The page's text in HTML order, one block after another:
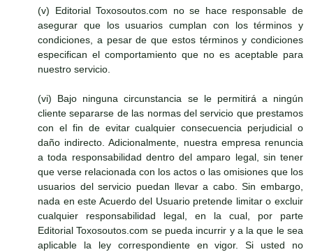
(v) Editorial Toxosoutos.com no se hace responsable de
asegurar que los usuarios cumplan con los términos y
condiciones, a pesar de que estos términos y condiciones
especifican el comportamiento que no es aceptable para
nuestro servicio.
(vi) Bajo ninguna circunstancia se le permitirá a ningún
cliente separarse de las normas del servicio que prestamos
con el fin de evitar cualquier consecuencia perjudicial o
daño indirecto. Adicionalmente, nuestra empresa renuncia
a toda responsabilidad dentro del amparo legal, sin tener
que verse relacionada con los actos o las omisiones que los
usuarios del servicio puedan llevar a cabo. Sin embargo,
nada en este Acuerdo del Usuario pretende limitar o excluir
cualquier responsabilidad legal, en la cual, por parte
Editorial Toxosoutos.com se pueda incurrir y a la que le sea
aplicable la ley correspondiente en vigor. Si usted no